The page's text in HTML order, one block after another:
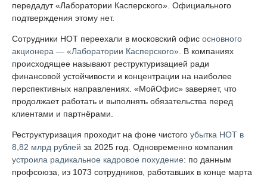
передадут «Лаборатории Касперского». Официального
подтверждения этому нет.
Сотрудники НОТ переехали в московский офис основного
акционера — «Лаборатории Касперского» . В компаниях
происходящее называют реструктуризацией ради
финансовой устойчивости и концентрации на наиболее
перспективных направлениях. «МойОфис» заверяет, что
продолжает работать и выполнять обязательства перед
клиентами и партнёрами.
Реструктуризация проходит на фоне чистого убытка НОТ в
8,82 млрд рублей за 2025 год. Одновременно компания
устроила радикальное кадровое похудение: по данным
профсоюза, из 1073 сотрудников, работавших в конце марта